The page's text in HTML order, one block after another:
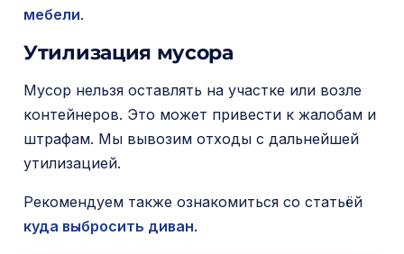
мебели.
Утилизация мусора
Мусор нельзя оставлять на участке или возле
контейнеров. Это может привести к жалобам и
штрафам. Мы вывозим отходы с дальнейшей
утилизацией.
Рекомендуем также ознакомиться со статьёй
куда выбросить диван.